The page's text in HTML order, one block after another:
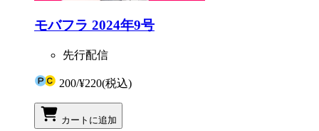
モバフラ 2024年9号
先行配信
200/¥220(税込)
カートに追加